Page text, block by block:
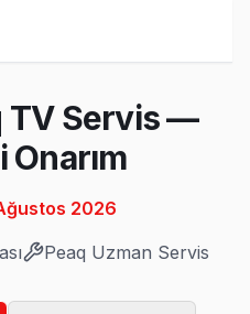
TV Servis —
Onarım
2026
Peaq Uzman Servis